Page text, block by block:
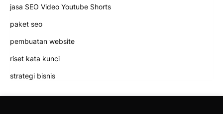
jasa SEO Video Youtube Shorts
paket seo
pembuatan website
riset kata kunci
strategi bisnis